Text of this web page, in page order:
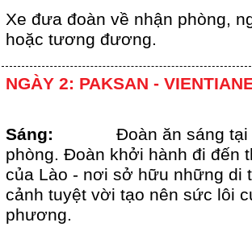
Xe đưa đoàn về nhận phòng,
hoặc tương đương.
NGÀY 2: PAKSAN -
Sáng: Đoàn ăn sáng
phòng. Đoàn khởi hành đi đến
của Lào - nơi sở hữu những di
cảnh tuyệt vời tạo nên sức lôi
phương.